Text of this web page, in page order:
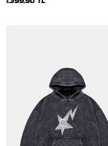
1.399,90 TL